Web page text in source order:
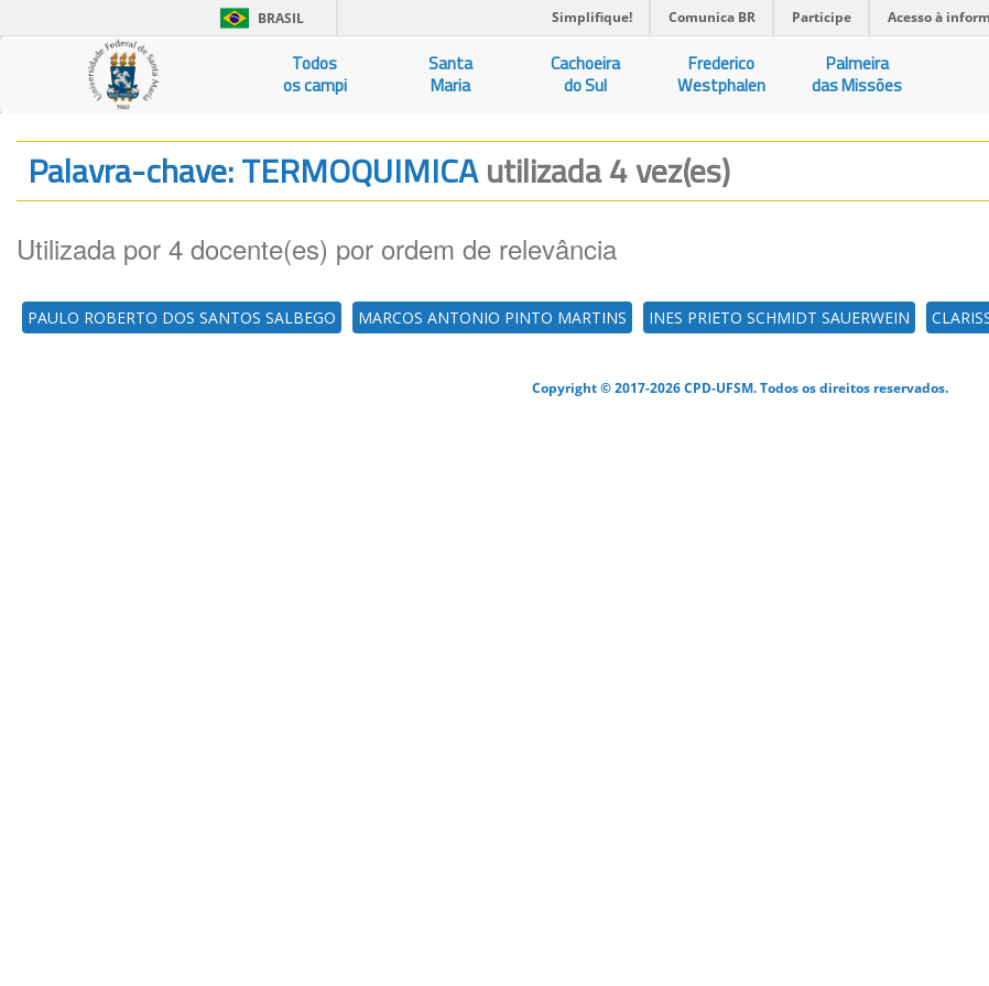
BRASIL Simplifique! Comunica BR Participe Acesso à
Todos
os campi
Santa
Maria
Cachoeira
do Sul
Frederico
Westphalen
Palmeira
das Missões
Palavra-chave: TERMOQUIMICAutilizada 4 vez(es)
Utilizada por 4 docente(es) por ordem de relevância
PAULO ROBERTO DOS SANTOS SALBEGO MARCOS ANTONIO PINTO MARTINS INES PRIETO SCHMIDT SAUERWEIN
Copyright © 2017-2026 CPD-UFSM. Todos os direitos reservados.